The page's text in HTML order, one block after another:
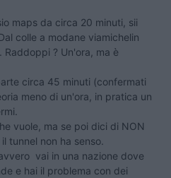
maps da circa 20 minuti, sii
colle a modane viamichelin
? Un'ora, ma è
circa 45 minuti (confermati
meno di un'ora, in pratica un
vuole, ma se poi dici di NON
tunnel non ha senso.
vai in una nazione dove
e hai il problema con dei